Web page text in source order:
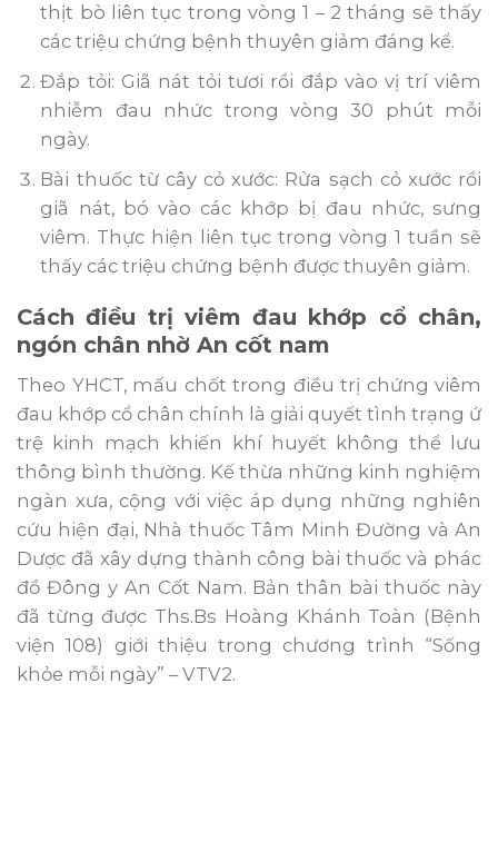
thịt bò liên tục trong vòng 1 – 2 tháng sẽ thấy
các triệu chứng bệnh thuyên giảm đáng kể.
Đắp tỏi: Giã nát tỏi tươi rồi đắp vào vị trí viêm
nhiễm đau nhức trong vòng 30 phút mỗi
ngày.
Bài thuốc từ cây cỏ xước: Rửa sạch cỏ xước rồi
giã nát, bó vào các khớp bị đau nhức, sưng
viêm. Thực hiện liên tục trong vòng 1 tuần sẽ
thấy các triệu chứng bệnh được thuyên giảm.
Cách điều trị viêm đau khớp cổ chân,
ngón chân nhờ An cốt nam
Theo YHCT, mấu chốt trong điều trị chứng viêm
đau khớp cổ chân chính là giải quyết tình trạng ứ
trệ kinh mạch khiến khí huyết không thể lưu
thông bình thường. Kế thừa những kinh nghiệm
ngàn xưa, cộng với việc áp dụng những nghiên
cứu hiện đại, Nhà thuốc Tâm Minh Đường và An
Dược đã xây dựng thành công bài thuốc và phác
đồ Đông y An Cốt Nam. Bản thân bài thuốc này
đã từng được Ths.Bs Hoàng Khánh Toàn (Bệnh
viện 108) giới thiệu trong chương trình “Sống
khỏe mỗi ngày” – VTV2.